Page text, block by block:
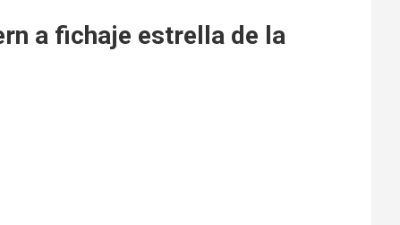
a fichaje estrella de la